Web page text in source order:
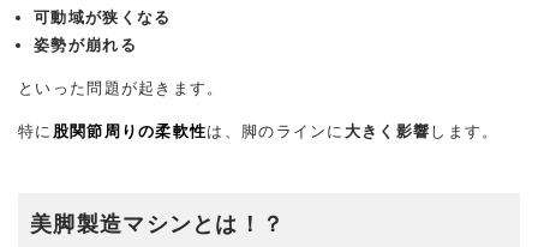
可動域が狭くなる
姿勢が崩れる
といった問題が起きます。
特に 股関節周りの柔軟性は、脚のラインに 大きく影響 します。
美脚製造マシンとは！？